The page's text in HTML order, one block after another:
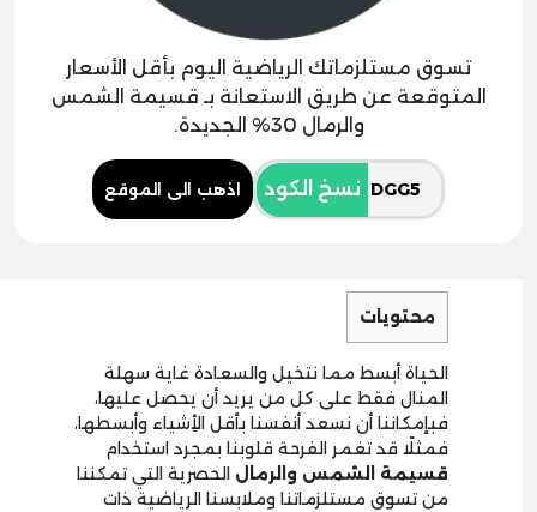
تسوق مستلزماتك الرياضية اليوم بأقل الأسعار
المتوقعة عن طريق الاستعانة بـ قسيمة الشمس
والرمال 30% الجديدة.
نسخ الكود اذهب الى الموقع
محتويات
الحياة أبسط مما نتخيل والسعادة غاية سهلة
المنال فقط على كل من يريد أن يحصل عليها،
فبإمكاننا أن نسعد أنفسنا بأقل الأِشياء وأبسطها،
فمثلًا قد تغمر الفرحة قلوبنا بمجرد استخدام
قسيمة الشمس والرمال الحصرية التي تمكننا
من تسوق مستلزماتنا وملابسنا الرياضية ذات